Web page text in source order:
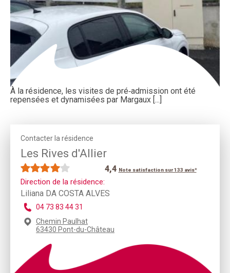
À la résidence, les visites de pré‑admission ont été
repensées et dynamisées par Margaux [...]
Contacter la résidence
Les Rives d'Allier
4,4 Note satisfaction sur 133 avis*
Direction de la résidence:
Liliana DA COSTA ALVES
04 73 83 44 31
Chemin Paulhat
63430 Pont-du-Château